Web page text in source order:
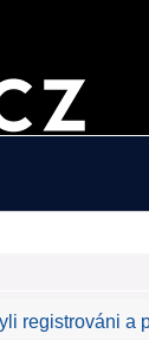
registrováni a